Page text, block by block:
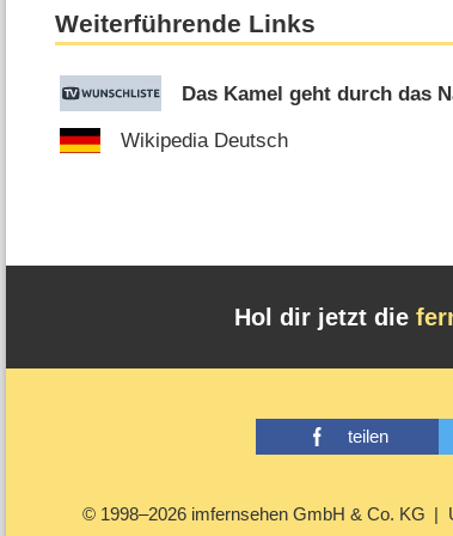
Weiterführende Links
Das Kamel geht durch das
Wikipedia Deutsch
Hol dir jetzt die
teilen
© 1998–2026 imfernsehen GmbH & Co. KG